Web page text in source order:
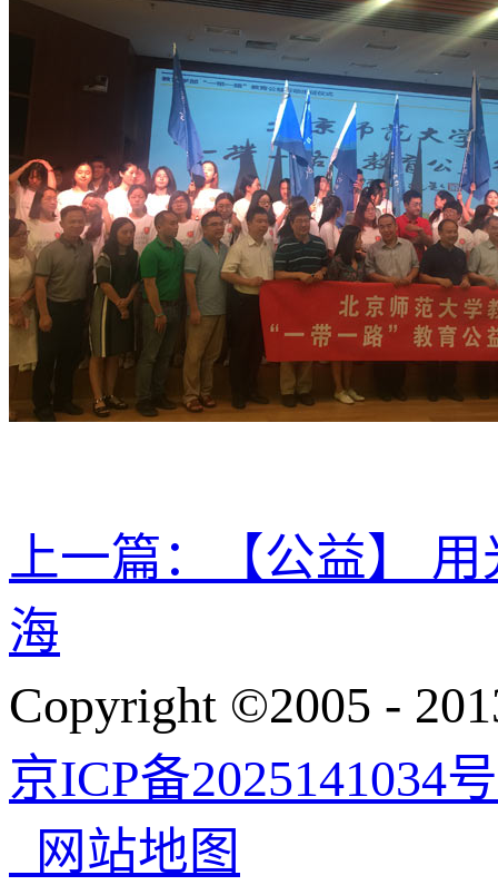
上一篇：
【公益】
海
Copyright ©2005 -
京ICP备2025141034
网站地图